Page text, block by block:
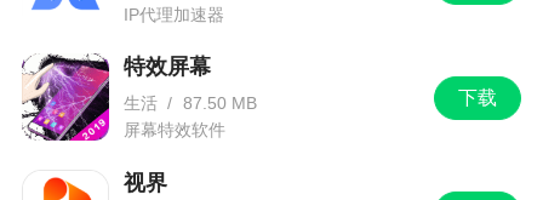
IP代理加速器
下载
特效屏幕
生活 / 87.50 MB
屏幕特效软件
视界